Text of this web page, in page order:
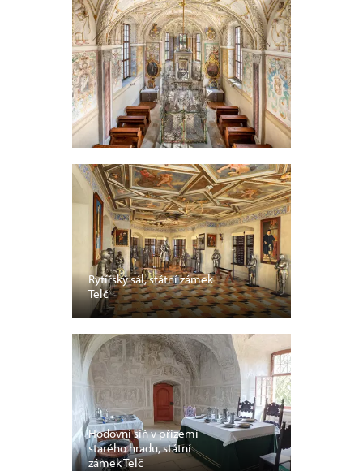
Rytířský sál, státní zámek
Telč
Hodovní síň v přízemí
starého hradu, státní
zámek Telč